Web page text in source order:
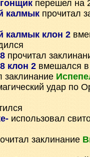
перешел на
калмык прочитал
калмык клон 2
прочитал
клон 2 вмешался
заклинание
удар по
использовал
заклинание